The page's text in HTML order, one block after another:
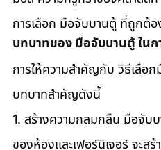
การเลือก มือจับบานตู้ ที่ถูกต้อ
บทบาทของ มือจับบานตู้ ใน
การให้ความสำคัญกับ วิธีเลือก
บทบาทสำคัญดังนี้
1. สร้างความกลมกลืน มือจับ
ของห้องและเฟอร์นิเจอร์ จะส